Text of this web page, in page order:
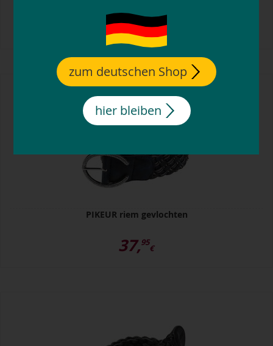
29,95
€ 39,
PIKEUR riem gevlochten
37,95
€
zum deutschen Shop
hier bleiben